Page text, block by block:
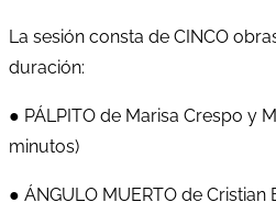
La sesión consta de CINCO
duración:
● PÁLPITO de Marisa Crespo y
minutos)
● ÁNGULO MUERTO de Cristian